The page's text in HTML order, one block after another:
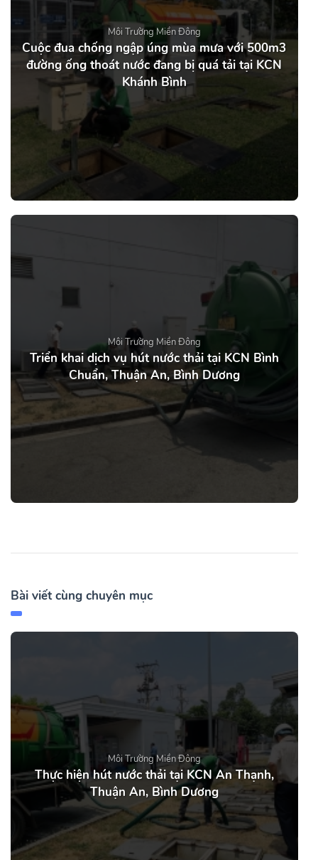
Môi Trường Miền Đông
Cuộc đua chống ngập úng mùa mưa với 500m3
đường ống thoát nước đang bị quá tải tại KCN
Khánh Bình
Môi Trường Miền Đông
Triển khai dịch vụ hút nước thải tại KCN Bình
Chuẩn, Thuận An, Bình Dương
Bài viết cùng chuyên mục
Môi Trường Miền Đông
Thực hiện hút nước thải tại KCN An Thạnh,
Thuận An, Bình Dương